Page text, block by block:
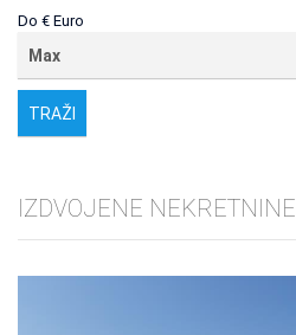
Do € Euro
Max
IZDVOJENE NEKRETNINE